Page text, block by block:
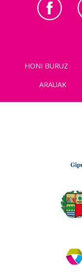
HONI BURUZ
ARAUAK